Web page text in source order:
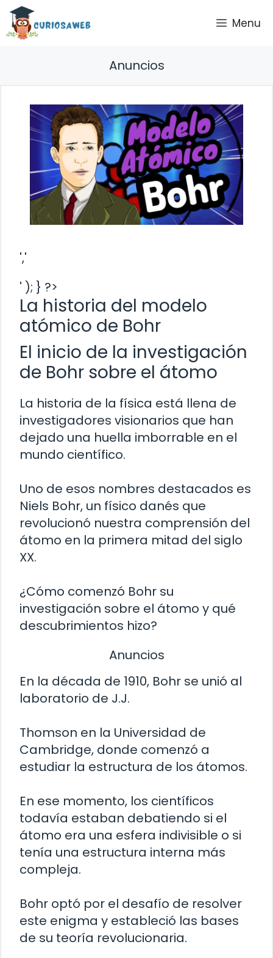
Saltar
contenido
Menu
Anuncios
','
' ); } ?>
La historia del modelo
atómico de Bohr
El inicio de la investigación
de Bohr sobre el átomo
La historia de la física está llena de
investigadores visionarios que han
dejado una huella imborrable en el
mundo científico.
Uno de esos nombres destacados es
Niels Bohr, un físico danés que
revolucionó nuestra comprensión del
átomo en la primera mitad del siglo
XX.
¿Cómo comenzó Bohr su
investigación sobre el átomo y qué
descubrimientos hizo?
Anuncios
En la década de 1910, Bohr se unió al
laboratorio de J.J.
Thomson en la Universidad de
Cambridge, donde comenzó a
estudiar la estructura de los átomos.
En ese momento, los científicos
todavía estaban debatiendo si el
átomo era una esfera indivisible o si
tenía una estructura interna más
compleja.
Bohr optó por el desafío de resolver
este enigma y estableció las bases
de su teoría revolucionaria.